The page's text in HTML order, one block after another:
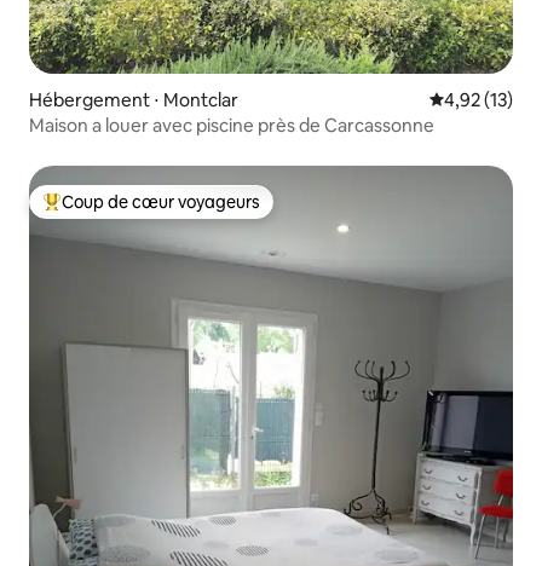
Hébergement ⋅ Montclar Évaluation
4,92 (13)
Maison a louer avec piscine près de Carcassonne
Coups de cœur voyageurs les plus appréciés
Coup de cœur voyageurs